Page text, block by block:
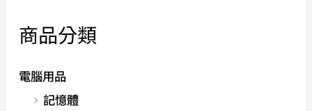
商品分類
電腦用品
記憶體